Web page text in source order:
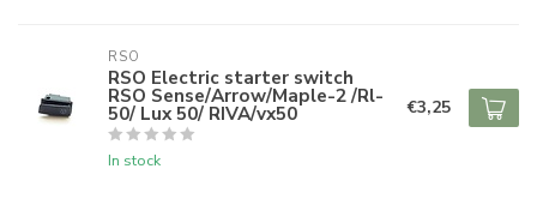
RSO
RSO Electric starter switch
RSO Sense/Arrow/Maple-2 /Rl-
50/ Lux 50/ RIVA/vx50
In stock
€3,25